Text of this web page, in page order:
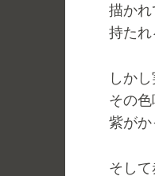
描か
持たれ
しか
その
紫がか
そし